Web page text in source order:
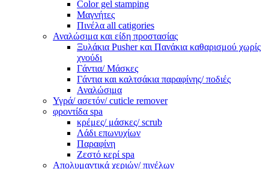
Color gel stamping
Μαγνήτες
Πινέλα all catigories
Αναλώσιμα και είδη προστασίας
Ξυλάκια Pusher και Πανάκια καθαρισμού χωρίς
χνούδι
Γάντια/ Μάσκες
Γάντια και καλτσάκια παραφίνης/ ποδιές
Αναλώσιμα
Υγρά/ ασετόν/ cuticle remover
φροντίδα spa
κρέμες/ μάσκες/ scrub
Λάδι επωνυχίων
Παραφίνη
Ζεστό κερί spa
Απολυμαντικά χεριών/ πινέλων